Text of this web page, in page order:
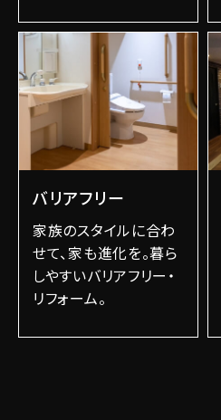
バリアフリー
家族のスタイルに合わ
せて、家も進化を。暮ら
しやすいバリアフリー・
リフォーム。